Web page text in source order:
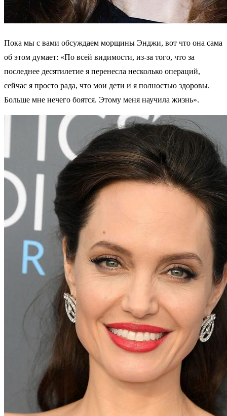
Пока мы с вами обсуждаем морщины Энджи, вот что она сама
об этом думает: «По всей видимости, из-за того, что за
последнее десятилетие я перенесла несколько операций,
сейчас я просто рада, что мои дети и я полностью здоровы.
Больше мне нечего боятся. Этому меня научила жизнь».